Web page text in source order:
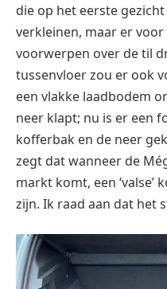
die op het eerste
verkleinen, maar er
voorwerpen over de til
tussenvloer zou er ook
een vlakke laadbodem
neer klapt; nu is er een
kofferbak en de neer
zegt dat wanneer de
markt komt, een
zijn. Ik raad aan dat het